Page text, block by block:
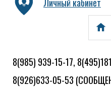
8(985) 939-15-17,
8(926)633-05-53